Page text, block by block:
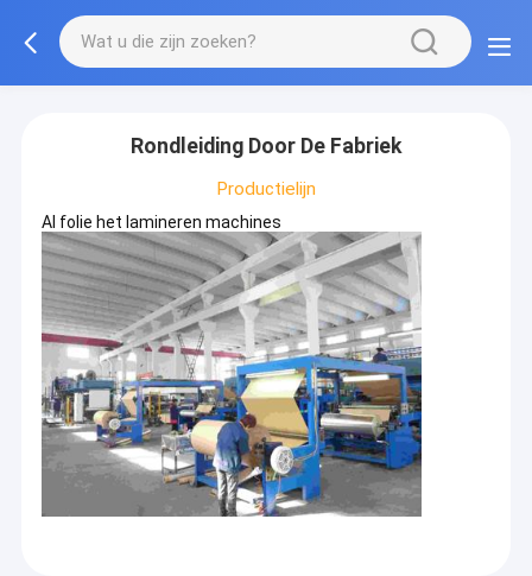
Rondleiding Door De Fabriek
Productielijn
Al folie het lamineren machines